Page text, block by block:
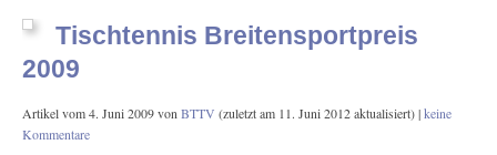
Tischtennis Breitensportpreis
2009
Artikel vom4. Juni 2009von BTTV (zuletzt am 11. Juni 2012aktualisiert) |keine
Kommentare